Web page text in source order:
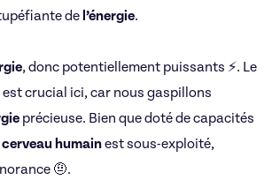
de l’énergie.
, donc potentiellement puissants ⚡. Le
crucial ici, car nous gaspillons
précieuse. Bien que doté de capacités
cerveau humainest sous-exploité,
🤨.